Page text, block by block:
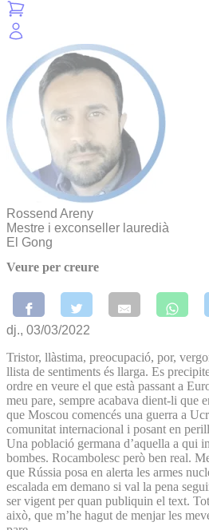
Rossend Areny
Mestre i exconseller lauredià
El Gong
Veure per creure
dj., 03/03/2022
Tristor, llàstima, preocupació, por,
llista de sentiments és llarga. Es
ordre en veure el que està passant a
meu pare, sempre acabava dient-li que
que Moscou comencés una guerra a
comunitat internacional i posant en
Una població germana d’aquella a qui
bombes. Rocambolesc però ben real.
que Rússia posa en alerta les armes
escalada em demano si val la pena
ser vigent per quan publiquin el text.
això, que m’he hagut de menjar les